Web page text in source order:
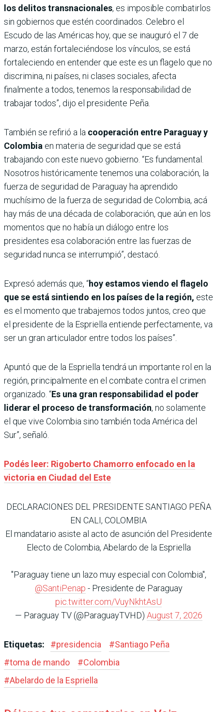
los delitos transnacionales, es imposible combatirlos
sin gobiernos que estén coordinados. Celebro el
Escudo de las Américas hoy, que se inauguró el 7 de
marzo, están fortaleciéndose los vínculos, se está
fortaleciendo en entender que este es un flagelo que no
discrimina, ni países, ni clases sociales, afecta
finalmente a todos, tenemos la responsabilidad de
trabajar todos”, dijo el presidente Peña.
También se refirió a la cooperación entre Paraguay y
Colombia en materia de seguridad que se está
trabajando con este nuevo gobierno. “Es fundamental.
Nosotros históricamente tenemos una colaboración, la
fuerza de seguridad de Paraguay ha aprendido
muchísimo de la fuerza de seguridad de Colombia, acá
hay más de una década de colaboración, que aún en los
momentos que no había un diálogo entre los
presidentes esa colaboración entre las fuerzas de
seguridad nunca se interrumpió”, destacó.
Expresó además que, “hoy estamos viendo el flagelo
que se está sintiendo en los países de la región, este
es el momento que trabajemos todos juntos, creo que
el presidente de la Espriella entiende perfectamente, va
ser un gran articulador entre todos los países”.
Apuntó que de la Espriella tendrá un importante rol en la
región, principalmente en el combate contra el crimen
organizado. “Es una gran responsabilidad el poder
liderar el proceso de transformación, no solamente
el que vive Colombia sino también toda América del
Sur”, señaló.
Podés leer: Rigoberto Chamorro enfocado en la
victoria en Ciudad del Este
DECLARACIONES DEL PRESIDENTE SANTIAGO PEÑA
EN CALI, COLOMBIA
El mandatario asiste al acto de asunción del Presidente
Electo de Colombia, Abelardo de la Espriella
"Paraguay tiene un lazo muy especial con Colombia",
@SantiPenap - Presidente de Paraguay
pic.twitter.com/VuyNkhtAsU
— Paraguay TV (@ParaguayTVHD) August 7, 2026
Etiquetas: #presidencia #Santiago Peña
#toma de mando #Colombia
#Abelardo de la Espriella